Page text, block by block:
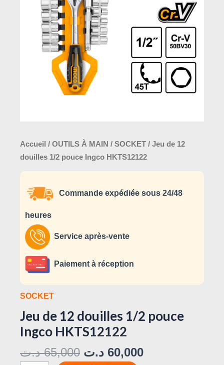
Accueil / OUTILS À MAIN / SOCKET / Jeu de 12
douilles 1/2 pouce Ingco HKTS12122
Commande expédiée sous 24/48
heures
Service après-vente
Paiement à réception
SOCKET
Jeu de 12 douilles 1/2 pouce
Ingco HKTS12122
65,000 د.ت 60,000 د.ت
douilles
pouce
HKTS12122